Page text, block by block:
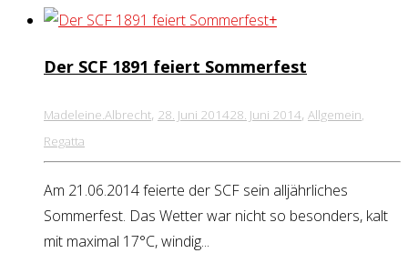
+
Der SCF 1891 feiert Sommerfest
Madeleine.Albrecht, 28. Juni 201428. Juni 2014, Allgemein,
Regatta
Am 21.06.2014 feierte der SCF sein alljährliches
Sommerfest. Das Wetter war nicht so besonders, kalt
mit maximal 17°C, windig...